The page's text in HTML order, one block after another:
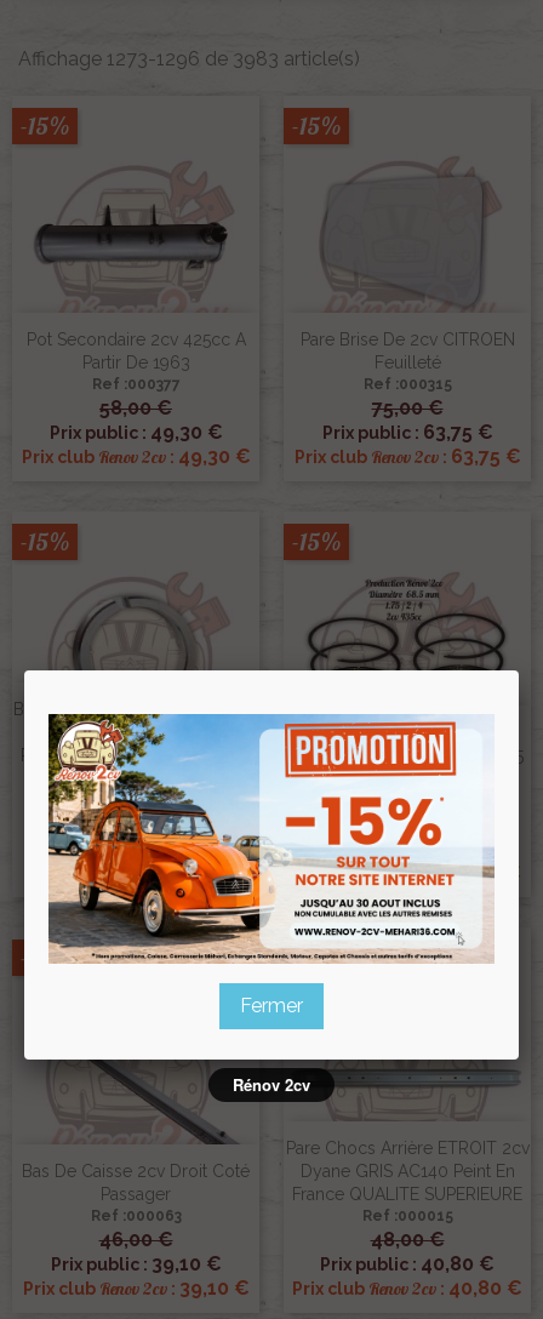
Affichage 1273-1296 de 3983 article(s)
Pot Secondaire 2cv 425cc A
Partir De 1963
Ref :000377
58,00 €
Prix public : 49,30 €
Prix club Renov 2cv: 49,30 €
-15%
Pare Brise De 2cv CITROEN
Feuilleté
Ref :000315
75,00 €
Prix public : 63,75 €
Prix club Renov 2cv: 63,75 €
-15%
Bague Écrou De Roulement De
Roue 2cv Méhari Dyane Pour
Roulement 72mm Fabrication
Française
Ref :000256
10,00 €
Prix public :8,50 €
Prix clubRenov 2cv:8,50 €
-15%
Jeu De Segments Moteur
435cc 1.75/2/4 Diametre 68.5
Mm
Ref :000165
35,00 €
Prix public :29,75 €
Prix clubRenov 2cv:29,75 €
-15%
Bas De Caisse 2cv Droit Coté
Passager
Ref :000063
46,00 €
Prix public : 39,10 €
Prix club Renov 2cv: 39,10 €
-15%
Pare Chocs Arrière ETROIT 2cv
Dyane GRIS AC140 Peint En
France QUALITE SUPERIEURE
Ref :000015
48,00 €
Prix public : 40,80 €
Prix club Renov 2cv : 40,80 €
-15%
Fermer
Rénov 2cv